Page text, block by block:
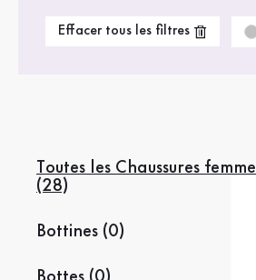
Effacer tous les filtres
Toutes les Chaussures femme
(28)
Bottines (0)